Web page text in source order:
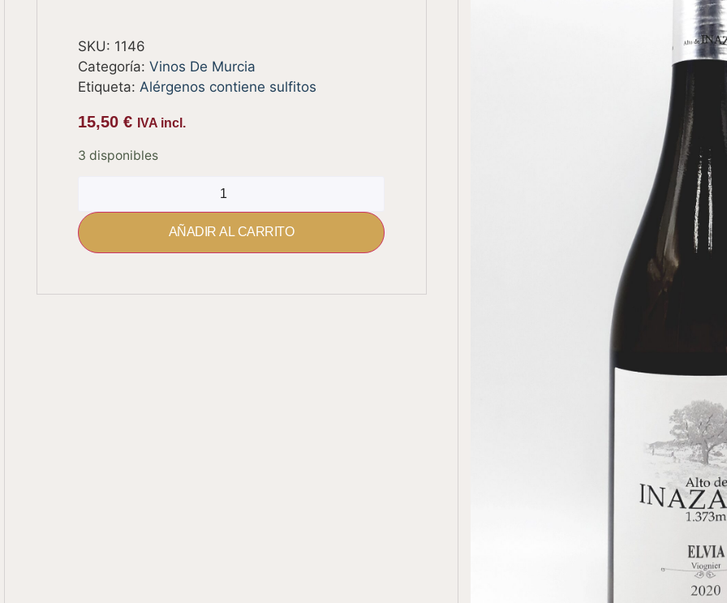
SKU: 1146
Categoría: Vinos De Murcia
Etiqueta: Alérgenos contiene sulfitos
15,50 € IVA incl.
3 disponibles
AÑADIR AL CARRITO